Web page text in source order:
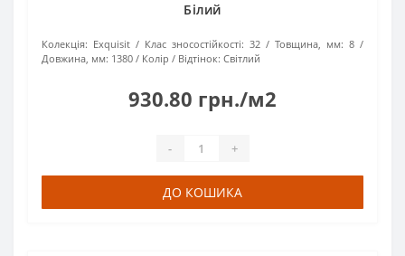
Білий
Колекція: Exquisit Клас зносостійкості: 32 Товщина, мм: 8
Довжина, мм: 1380 Колір / Відтінок: Світлий
930.80 грн./м2
- +
ДО КОШИКА